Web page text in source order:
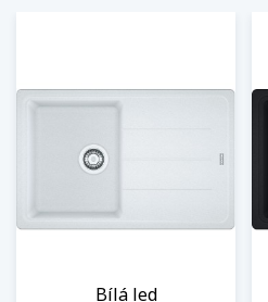
Bílá led